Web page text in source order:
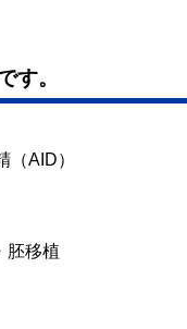
す。
AID）
胚移植